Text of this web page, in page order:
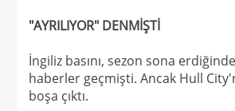
"AYRILIYOR" DENMİŞTİ
İngiliz basını, sezon sona
haberler geçmişti. Ancak Hull
boşa çıktı.